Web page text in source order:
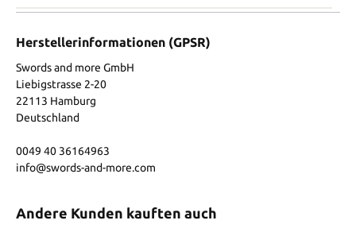
Herstellerinformationen (GPSR)
Swords and more GmbH
Liebigstrasse 2-20
22113 Hamburg
Deutschland
0049 40 36164963
info@swords-and-more.com
Andere Kunden kauften auch